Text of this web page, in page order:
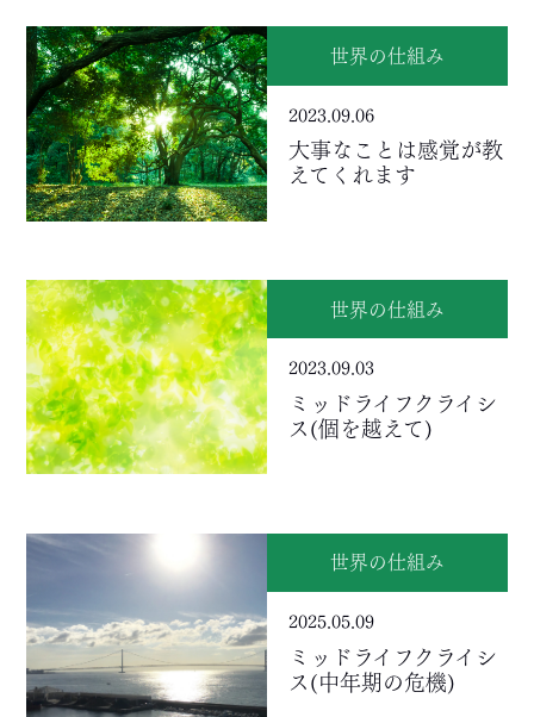
世界の仕組み
2023.09.06
大事なことは感覚が教
えてくれます
世界の仕組み
2023.09.03
ミッドライフクライシ
ス(個を越えて)
世界の仕組み
2025.05.09
ミッドライフクライシ
ス(中年期の危機)